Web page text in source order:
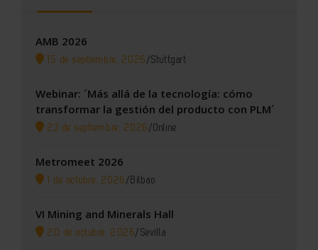
AMB 2026
15 de septiembre, 2026 /Stuttgart
Webinar: ´Más allá de la tecnología: cómo
transformar la gestión del producto con PLM´
23 de septiembre, 2026 /Online
Metromeet 2026
1 de octubre, 2026 / Bilbao
VI Mining and Minerals Hall
20 de octubre, 2026/ Sevilla